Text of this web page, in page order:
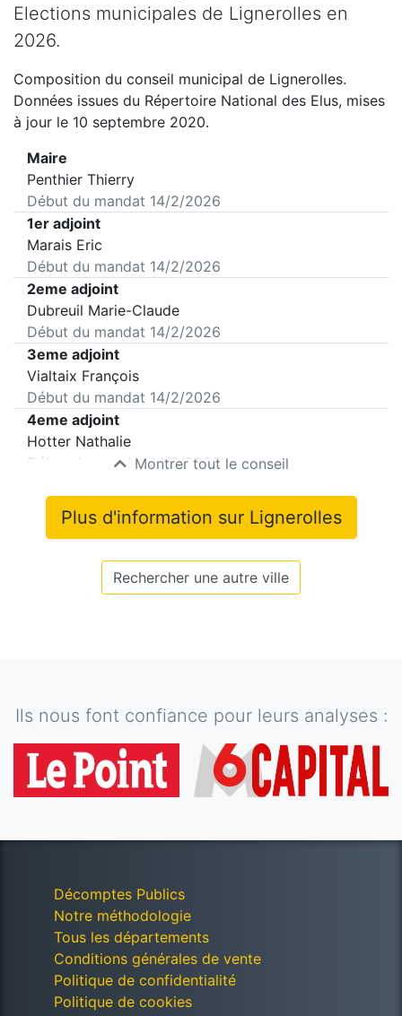
Elections municipales de Lignerolles en
2026.
Composition du conseil municipal de Lignerolles.
Données issues du Répertoire National des Elus, mises
à jour le 10 septembre 2020.
Maire
Penthier Thierry
Début du mandat 14/2/2026
1er adjoint
Marais Eric
Début du mandat 14/2/2026
2eme adjoint
Dubreuil Marie-Claude
Début du mandat 14/2/2026
3eme adjoint
Vialtaix François
Début du mandat 14/2/2026
4eme adjoint
Hotter Nathalie
Début du mandat14/2/2026
Montrer tout le conseil
Plus d'information sur Lignerolles
Rechercher une autre ville
Ils nous font confiance pour leurs analyses :
Décomptes Publics
Notre méthodologie
Tous les départements
Conditions générales de vente
Politique de confidentialité
Politique de cookies